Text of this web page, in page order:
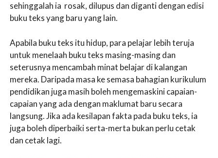
sehinggalah ia rosak, dilupus dan diganti dengan edisi
buku teks yang baru yang lain.
Apabila buku teks itu hidup, para pelajar lebih teruja
untuk menelaah buku teks masing-masing dan
seterusnya mencambah minat belajar di kalangan
mereka. Daripada masa ke semasa bahagian kurikulum
pendidikan juga masih boleh mengemaskini capaian-
capaian yang ada dengan maklumat baru secara
langsung. Jika ada kesilapan fakta pada buku teks, ia
juga boleh diperbaiki serta-merta bukan perlu cetak
dan cetak lagi.